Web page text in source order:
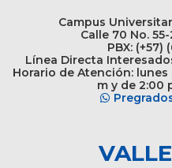
Campus
Calle 70 No.
PBX: (+57)
Línea Directa
Horario de Atención: lunes
m y de 2:00